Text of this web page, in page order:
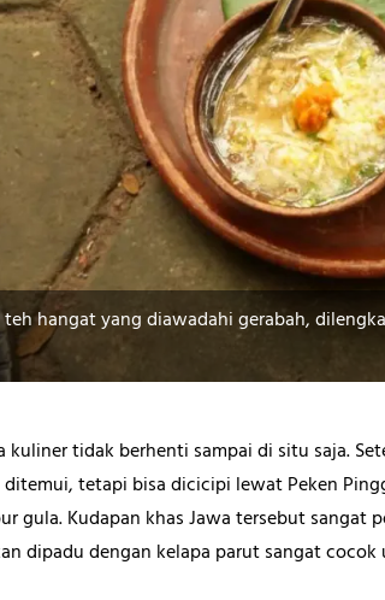
hangat yang diawadahi gerabah,
kuliner tidak berhenti sampai di situ saja.
tetapi bisa dicicipi lewat Peken
gula. Kudapan khas Jawa tersebut sangat
dipadu dengan kelapa parut sangat